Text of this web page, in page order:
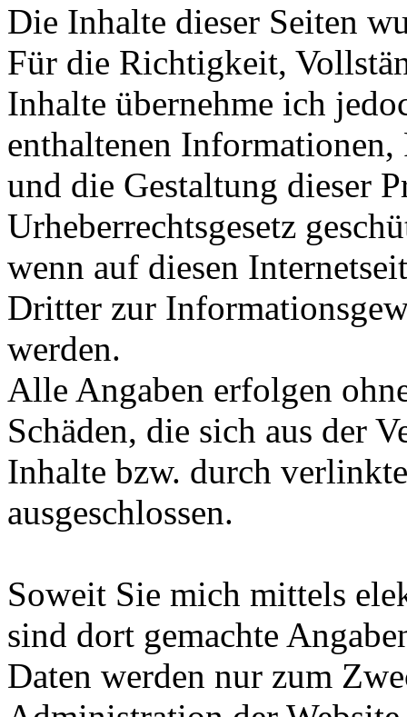
Die Inhalte dieser Seiten
Für die Richtigkeit,
Inhalte übernehme ich
enthaltenen
und die Gestaltung dieser
Urheberrechtsgesetz
wenn auf diesen
Dritter zur
werden.
Alle Angaben erfolgen
Schäden, die sich aus der
Inhalte bzw. durch
ausgeschlossen.
Soweit Sie mich mittels
sind dort gemachte
Daten werden nur zum